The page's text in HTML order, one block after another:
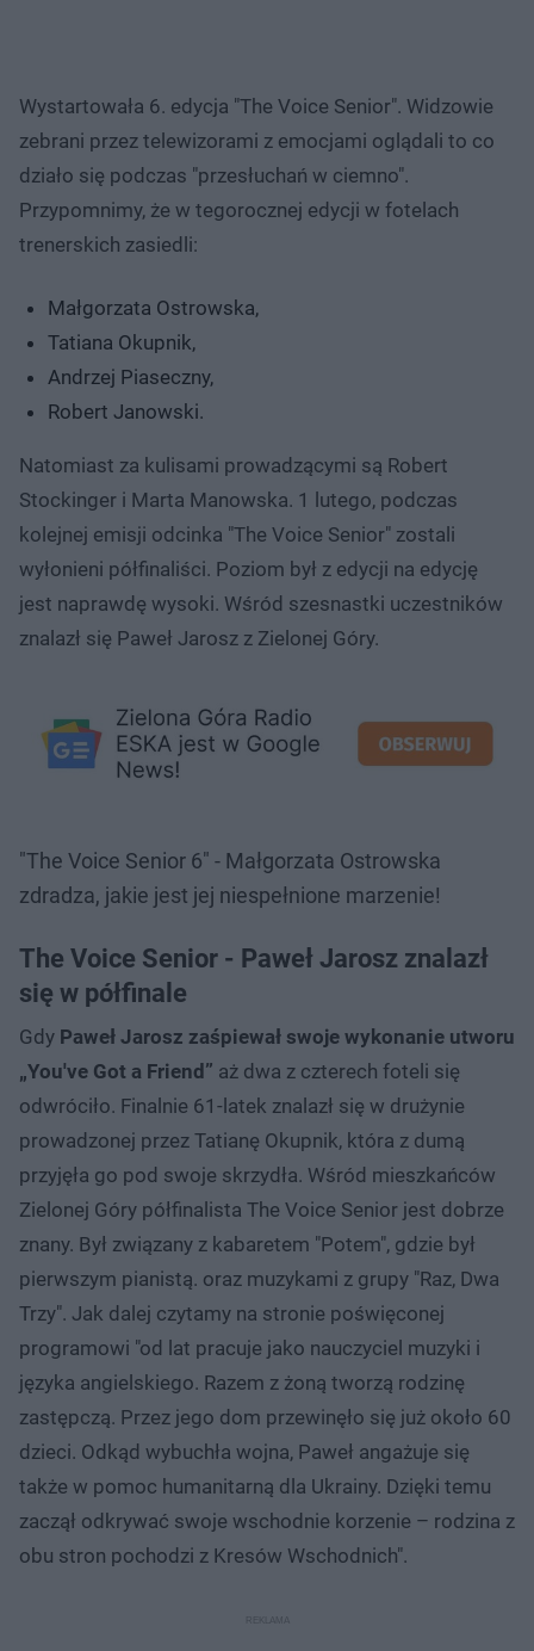
Wystartowała 6. edycja "The Voice Senior". Widzowie
zebrani przez telewizorami z emocjami oglądali to co
działo się podczas "przesłuchań w ciemno".
Przypomnimy, że w tegorocznej edycji w fotelach
trenerskich zasiedli:
Małgorzata Ostrowska,
Tatiana Okupnik,
Andrzej Piaseczny,
Robert Janowski.
Natomiast za kulisami prowadzącymi są Robert
Stockinger i Marta Manowska. 1 lutego, podczas
kolejnej emisji odcinka "The Voice Senior" zostali
wyłonieni półfinaliści. Poziom był z edycji na edycję
jest naprawdę wysoki. Wśród szesnastki uczestników
znalazł się Paweł Jarosz z Zielonej Góry.
"The Voice Senior 6" - Małgorzata Ostrowska
zdradza, jakie jest jej niespełnione marzenie!
The Voice Senior - Paweł Jarosz znalazł
się w półfinale
Gdy Paweł Jarosz zaśpiewał swoje wykonanie utworu
„You've Got a Friend” aż dwa z czterech foteli się
odwróciło. Finalnie 61-latek znalazł się w drużynie
prowadzonej przez Tatianę Okupnik, która z dumą
przyjęła go pod swoje skrzydła. Wśród mieszkańców
Zielonej Góry półfinalista The Voice Senior jest dobrze
znany. Był związany z kabaretem "Potem", gdzie był
pierwszym pianistą. oraz muzykami z grupy "Raz, Dwa
Trzy". Jak dalej czytamy na stronie poświęconej
programowi "od lat pracuje jako nauczyciel muzyki i
języka angielskiego. Razem z żoną tworzą rodzinę
zastępczą. Przez jego dom przewinęło się już około 60
dzieci. Odkąd wybuchła wojna, Paweł angażuje się
także w pomoc humanitarną dla Ukrainy. Dzięki temu
zaczął odkrywać swoje wschodnie korzenie – rodzina z
obu stron pochodzi z Kresów Wschodnich".